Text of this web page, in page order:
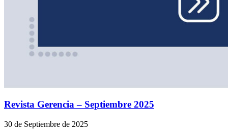
Revista Gerencia – Septiembre 2025
30 de Septiembre de 2025